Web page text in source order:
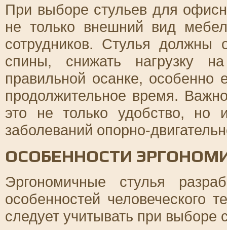
При выборе стульев для
не только внешний вид
сотрудников. Стулья должны
спины, снижать нагрузку
правильной осанке, особенно
продолжительное время.
это не только удобство, но
заболеваний опорно-
ОСОБЕННОСТИ
Эргономичные стулья
особенностей человеческого
следует учитывать при выборе